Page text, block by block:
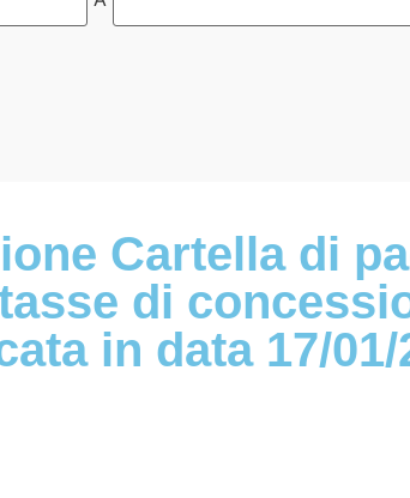
Cartella di
di
in data 17/01/